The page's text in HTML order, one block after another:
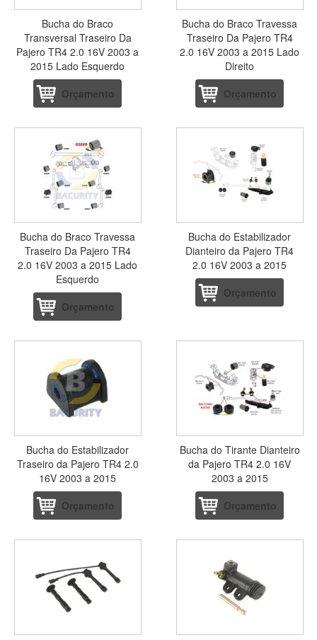
Bucha do Braco
Transversal Traseiro Da
Pajero TR4 2.0 16V 2003 a
2015 Lado Esquerdo
Orçamento
Bucha do Braco Travessa
Traseiro Da Pajero TR4
2.0 16V 2003 a 2015 Lado
Direito
Orçamento
Bucha do Braco Travessa
Traseiro Da Pajero TR4
2.0 16V 2003 a 2015 Lado
Esquerdo
Orçamento
Bucha do Estabilizador
Dianteiro da Pajero TR4
2.0 16V 2003 a 2015
Orçamento
Bucha do Estabilizador
Traseiro da Pajero TR4 2.0
16V 2003 a 2015
Orçamento
Bucha do Tirante Dianteiro
da Pajero TR4 2.0 16V
2003 a 2015
Orçamento